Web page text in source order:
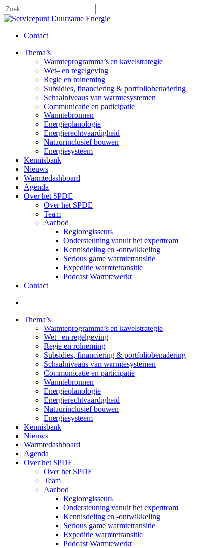
Skip
to
content
Close
Contact
search
Menu
Thema’s
Warmteprogramma’s en kavelstrategie
Wet– en regelgeving
Regie en rolneming
Subsidies, financiering & portfoliobenadering
Schaalniveaus van warmtesystemen
Communicatie en participatie
Warmtebronnen
Energieplanologie
Energierechtvaardigheid
Natuurinclusief bouwen
Energiesysteem
Kennisbank
Nieuws
Warmtedashboard
Agenda
Over het SPDE
Over het SPDE
Team
Aanbod
Regioregisseurs
Ondersteuning vanuit het expertteam
Kennisdeling en -ontwikkeling
Serious game warmtetransitie
Expeditie warmtetransitie
Podcast Warmtewerkt
Contact
Thema’s
Warmteprogramma’s en kavelstrategie
Wet– en regelgeving
Regie en rolneming
Subsidies, financiering & portfoliobenadering
Schaalniveaus van warmtesystemen
Communicatie en participatie
Warmtebronnen
Energieplanologie
Energierechtvaardigheid
Natuurinclusief bouwen
Energiesysteem
Kennisbank
Nieuws
Warmtedashboard
Agenda
Over het SPDE
Over het SPDE
Team
Aanbod
Regioregisseurs
Ondersteuning vanuit het expertteam
Kennisdeling en -ontwikkeling
Serious game warmtetransitie
Expeditie warmtetransitie
Podcast Warmtewerkt